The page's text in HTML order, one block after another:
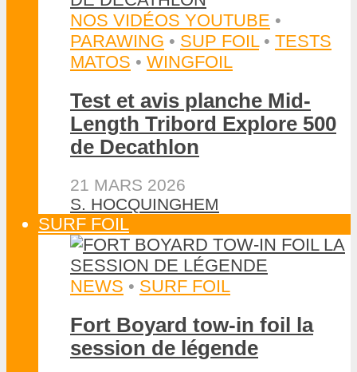
NOS VIDÉOS YOUTUBE •
PARAWING • SUP FOIL • TESTS
MATOS • WINGFOIL
Test et avis planche Mid-
Length Tribord Explore 500
de Decathlon
21 MARS 2026
S. HOCQUINGHEM
SURF FOIL
NEWS • SURF FOIL
Fort Boyard tow-in foil la
session de légende